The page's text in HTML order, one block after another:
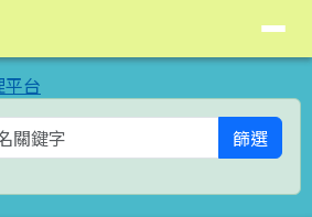
篩選